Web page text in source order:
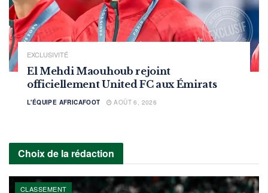
EXCLUSIVITÉ
El Mehdi Maouhoub rejoint
officiellement United FC aux Émirats
L'ÉQUIPE AFRICAFOOT AOÛT 6, 2026
Choix de la rédaction
CLASSEMENT